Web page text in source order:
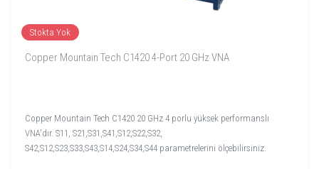
Stokta Yok
Copper Mountain Tech C1420 4-Port 20 GHz VNA
Copper Mountain Tech C1420 20 GHz 4 porlu yüksek performanslı
VNA'dır. S11, S21,S31,S41,S12,S22,S32,
S42,S12,S23,S33,S43,S14,S24,S34,S44 parametrelerini ölçebilirsiniz.